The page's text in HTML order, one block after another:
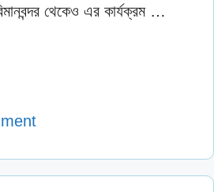
থেকেও এর কার্যক্রম …